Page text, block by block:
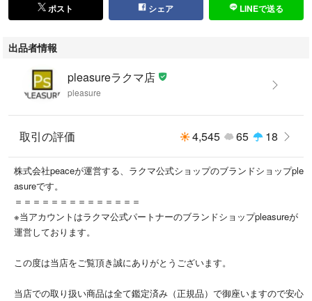
(Used Goods License No. 305521507463)
ポスト シェア LINEで送る
出品者情報
pleasureラクマ店
pleasure
取引の評価 4,545 65 18
株式会社peaceが運営する、ラクマ公式ショップのブランドショップple
asureです。
＝＝＝＝＝＝＝＝＝＝＝＝＝＝
※当アカウントはラクマ公式パートナーのブランドショップpleasureが
運営しております。
この度は当店をご覧頂き誠にありがとうございます。
当店での取り扱い商品は全て鑑定済み（正規品）で御座いますので安心